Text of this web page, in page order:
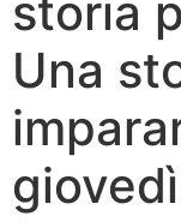
storia
Una